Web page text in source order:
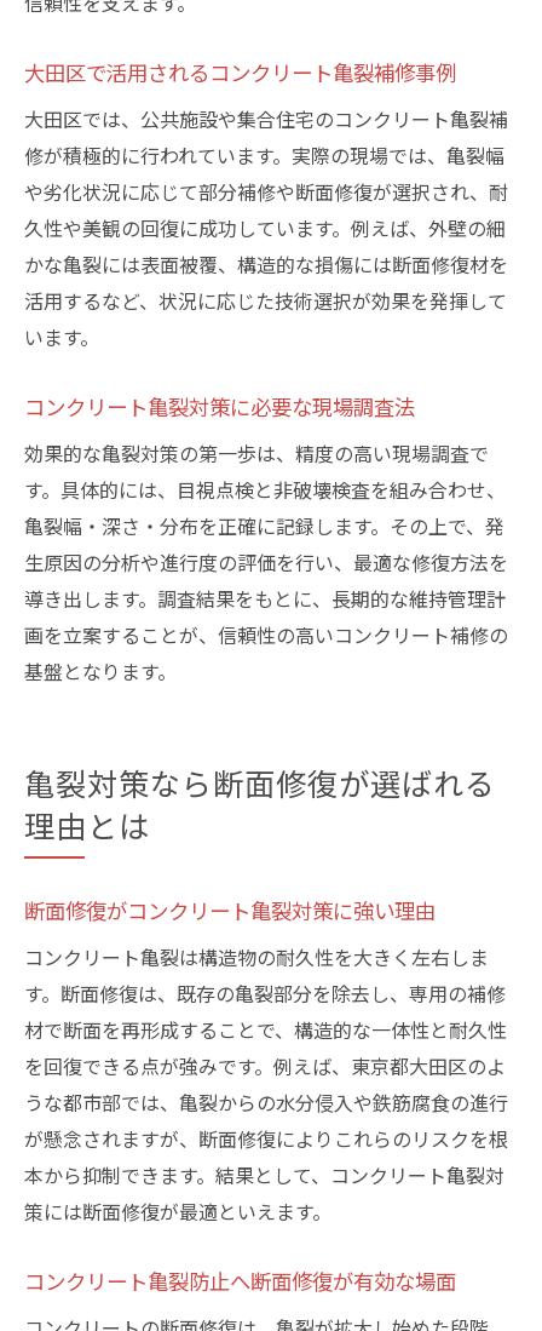
大田区で活用されるコンクリート亀裂補修事例
大田区では、公共施設や集合住宅のコンクリート亀裂補
修が積極的に行われています。実際の現場では、亀裂幅
や劣化状況に応じて部分補修や断面修復が選択され、耐
久性や美観の回復に成功しています。例えば、外壁の細
かな亀裂には表面被覆、構造的な損傷には断面修復材を
活用するなど、状況に応じた技術選択が効果を発揮して
います。
コンクリート亀裂対策に必要な現場調査法
効果的な亀裂対策の第一歩は、精度の高い現場調査で
す。具体的には、目視点検と非破壊検査を組み合わせ、
亀裂幅・深さ・分布を正確に記録します。その上で、発
生原因の分析や進行度の評価を行い、最適な修復方法を
導き出します。調査結果をもとに、長期的な維持管理計
画を立案することが、信頼性の高いコンクリート補修の
基盤となります。
亀裂対策なら断面修復が選ばれる
理由とは
断面修復がコンクリート亀裂対策に強い理由
コンクリート亀裂は構造物の耐久性を大きく左右しま
す。断面修復は、既存の亀裂部分を除去し、専用の補修
材で断面を再形成することで、構造的な一体性と耐久性
を回復できる点が強みです。例えば、東京都大田区のよ
うな都市部では、亀裂からの水分侵入や鉄筋腐食の進行
が懸念されますが、断面修復によりこれらのリスクを根
本から抑制できます。結果として、コンクリート亀裂対
策には断面修復が最適といえます。
コンクリート亀裂防止へ断面修復が有効な場面